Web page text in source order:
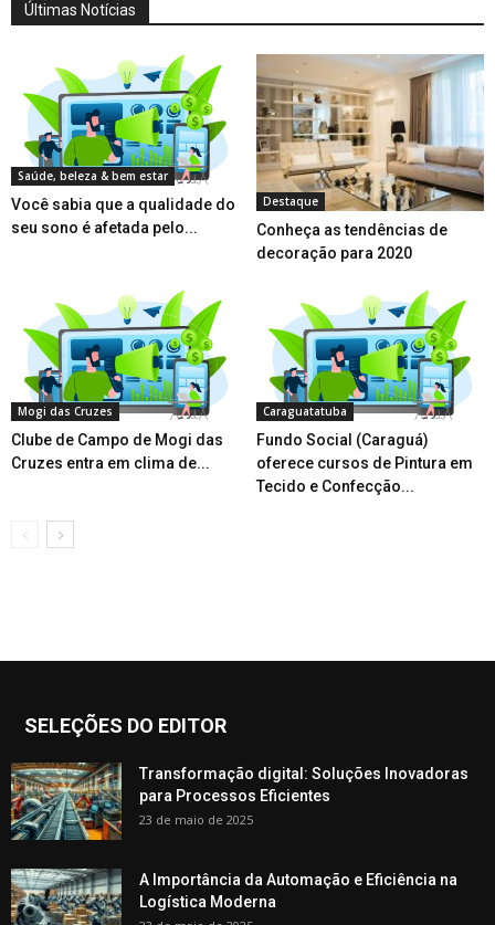
Últimas Notícias
Saúde, beleza & bem estar
Você sabia que a qualidade do
seu sono é afetada pelo...
Destaque
Conheça as tendências de
decoração para 2020
Mogi das Cruzes
Clube de Campo de Mogi das
Cruzes entra em clima de...
Caraguatatuba
Fundo Social (Caraguá)
oferece cursos de Pintura em
Tecido e Confecção...
SELEÇÕES DO EDITOR
Transformação digital: Soluções Inovadoras
para Processos Eficientes
23 de maio de 2025
A Importância da Automação e Eficiência na
Logística Moderna